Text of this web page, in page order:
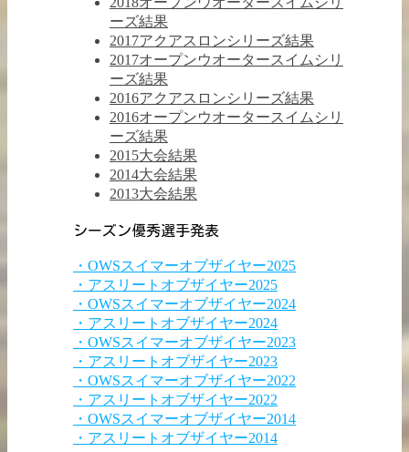
ーズ結果
2017アクアスロンシリーズ結果
2017オープンウオータースイムシリ
ーズ結果
2016アクアスロンシリーズ結果
2016オープンウオータースイムシリ
ーズ結果
2015大会結果
2014大会結果
2013大会結果
シーズン優秀選手発表
・OWSスイマーオブザイヤー2025
・アスリートオブザイヤー2025
・OWSスイマーオブザイヤー2024
・アスリートオブザイヤー2024
・OWSスイマーオブザイヤー2023
・アスリートオブザイヤー2023
・OWSスイマーオブザイヤー2022
・アスリートオブザイヤー2022
・OWSスイマーオブザイヤー2014
・アスリートオブザイヤー2014